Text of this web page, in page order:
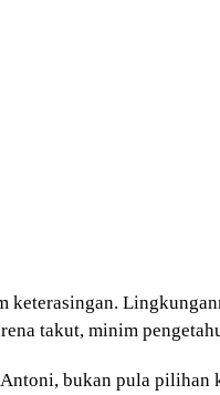
keterasingan.
takut, minim
bukan pula pilihan